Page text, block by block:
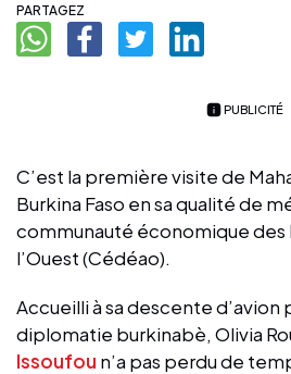
PARTAGEZ
PUBLICITÉ
C’est la première visite de
Burkina Faso en sa qualité de
communauté économique des
l’Ouest (Cédéao).
Accueilli à sa descente d’avion
diplomatie burkinabè, Olivia
Issoufou n’a pas perdu de